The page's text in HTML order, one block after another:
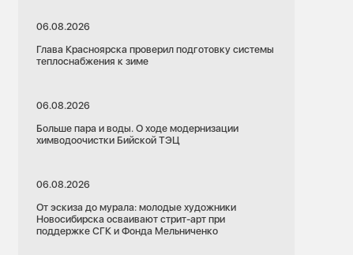
06.08.2026
Глава Красноярска проверил подготовку системы
теплоснабжения к зиме
06.08.2026
Больше пара и воды. О ходе модернизации
химводоочистки Бийской ТЭЦ
06.08.2026
От эскиза до мурала: молодые художники
Новосибирска осваивают стрит-арт при
поддержке СГК и Фонда Мельниченко